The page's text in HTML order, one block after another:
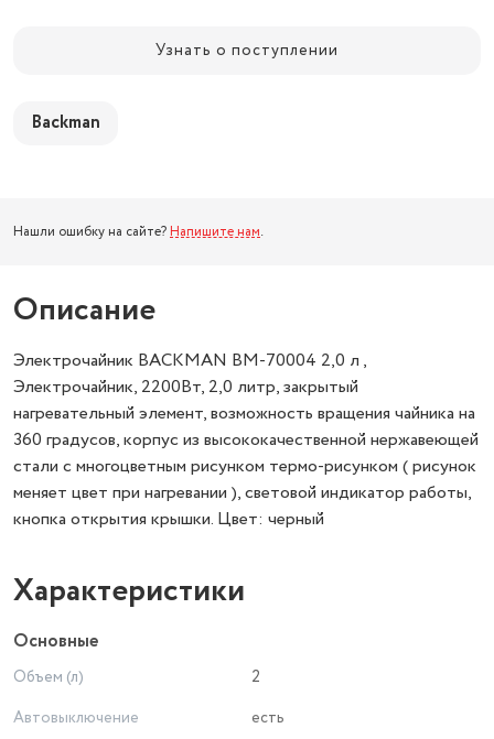
Узнать о поступлении
Backman
Нашли ошибку на сайте? Напишите нам.
Описание
Электрочайник BACKMAN BM-70004 2,0 л ,
Электрочайник, 2200Вт, 2,0 литр, закрытый
нагревательный элемент, возможность вращения чайника на
360 градусов, корпус из высококачественной нержавеющей
стали с многоцветным рисунком термо-рисунком ( рисунок
меняет цвет при нагревании ), световой индикатор работы,
кнопка открытия крышки. Цвет: черный
Характеристики
Основные
Объем (л)
2
Автовыключение
есть